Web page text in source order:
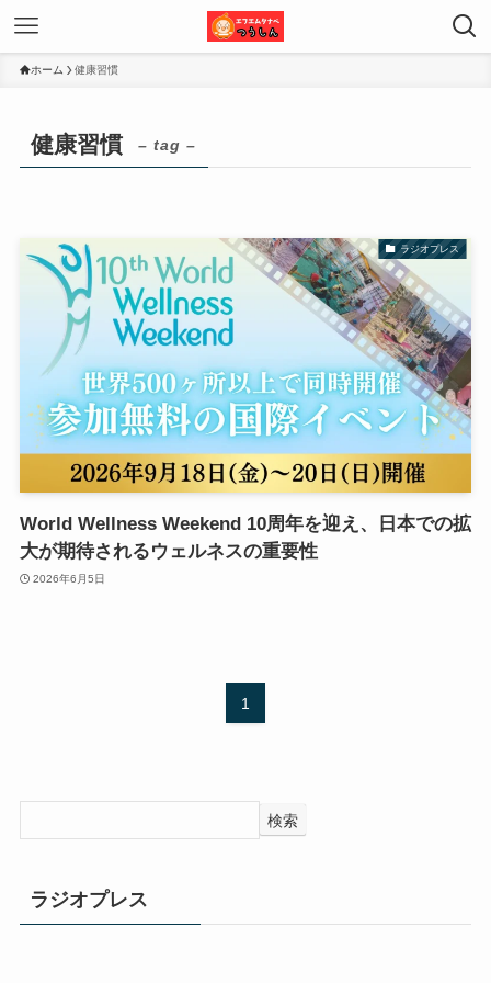
ホーム 健康習慣
健康習慣 – tag –
ラジオプレス
World Wellness Weekend 10周年を迎え、日本での拡
大が期待されるウェルネスの重要性
2026年6月5日
1
検索
ラジオプレス